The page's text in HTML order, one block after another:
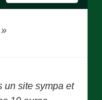
site sympa et
10 euros.